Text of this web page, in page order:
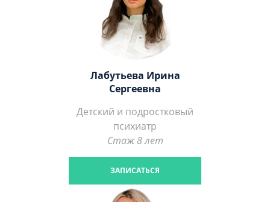
Лабутьева Ирина
Сергеевна
Детский и подростковый
психиатр
Стаж 8 лет
ЗАПИСАТЬСЯ